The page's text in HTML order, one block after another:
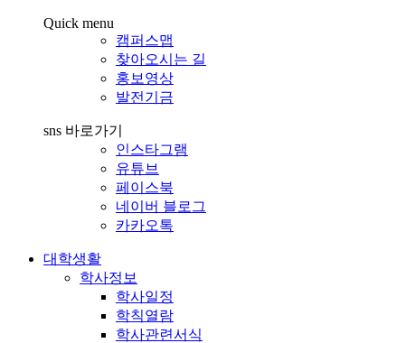
Quick menu
캠퍼스맵
찾아오시는 길
홍보영상
발전기금
sns 바로가기
인스타그램
유튜브
페이스북
네이버 블로그
카카오톡
대학생활
학사정보
학사일정
학칙열람
학사관련서식